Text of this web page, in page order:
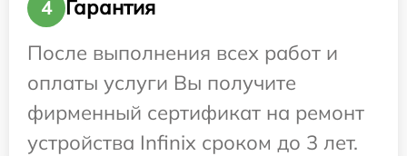
4
Гарантия
После выполнения всех работ и
оплаты услуги Вы получите
фирменный сертификат на ремонт
устройства Infinix сроком до 3 лет.